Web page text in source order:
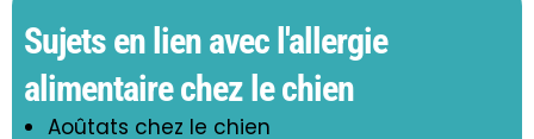
Sujets en lien avec l'allergie
alimentaire chez le chien
Aoûtats chez le chien